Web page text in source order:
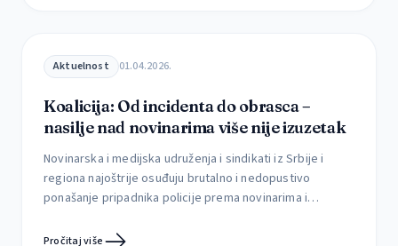
Aktuelnost 01.04.2026.
Koalicija: Od incidenta do obrasca –
nasilje nad novinarima više nije izuzetak
Novinarska i medijska udruženja i sindikati iz Srbije i
regiona najoštrije osuđuju brutalno i nedopustivo
ponašanje pripadnika policije prema novinarima i
tokom izveštavanja sa događaja od javnog interesa.
Pročitaj više